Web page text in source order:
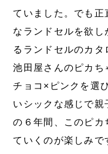
ていました。でも正
なランドセルを欲
るランドセルのカ
池田屋さんのピカち
チョコ×ピンクを選
いシックな感じで
の６年間、このピカ
ていくのが楽しみで